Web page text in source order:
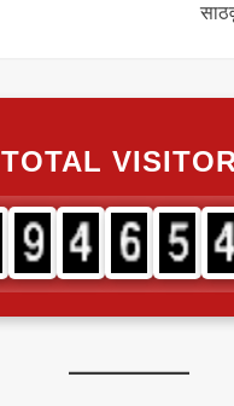
TOTAL